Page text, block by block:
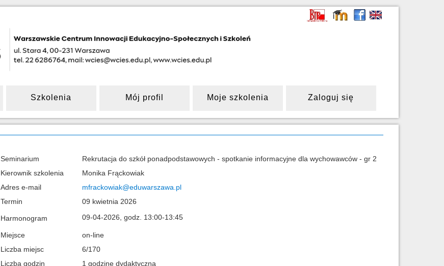
Szkolenia Mój profil Moje szkolenia Zaloguj się
Seminarium
Rekrutacja do szkół ponadpodstawowych - spotkanie informacyjne dla wychowawców - gr 2
Kierownik szkolenia
Monika Frąckowiak
Adres e-mail
mfrackowiak@eduwarszawa.pl
Termin
09 kwietnia 2026
Harmonogram 09-04-2026, godz. 13:00-13:45
Miejsce
on-line
Liczba miejsc
6/170
Liczba godzin
1 godzinę dydaktyczną